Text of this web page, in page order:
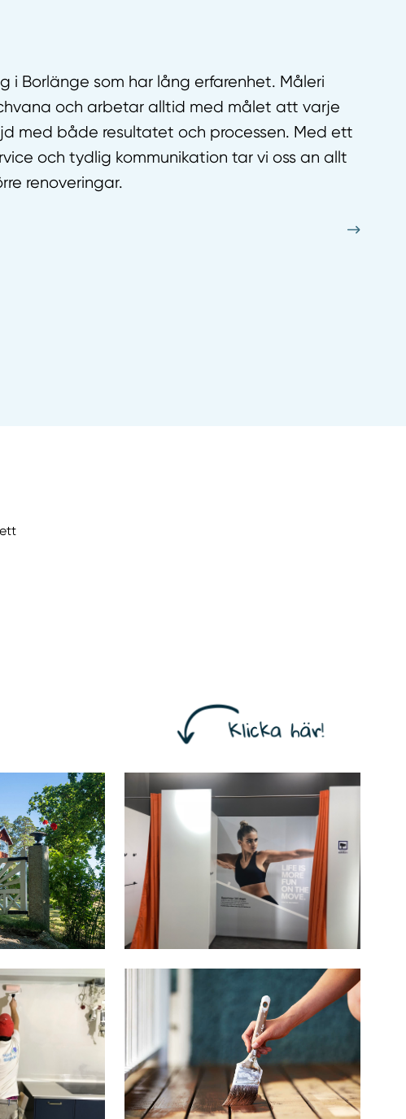
i Borlänge som har lång erfarenhet. Måleri
och arbetar alltid med målet att varje
med både resultatet och processen. Med ett
och tydlig kommunikation tar vi oss an allt
renoveringar.